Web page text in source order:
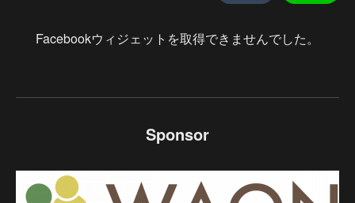
Facebookウィジェットを取得できませんでした。
Sponsor